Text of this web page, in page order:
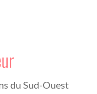
du Sud-Ouest